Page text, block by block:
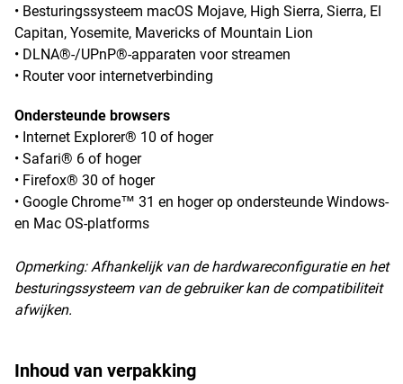
• Besturingssysteem macOS Mojave, High Sierra, Sierra, El
Capitan, Yosemite, Mavericks of Mountain Lion
• DLNA®-/UPnP®-apparaten voor streamen
• Router voor internetverbinding
Ondersteunde browsers
• Internet Explorer® 10 of hoger
• Safari® 6 of hoger
• Firefox® 30 of hoger
• Google Chrome™ 31 en hoger op ondersteunde Windows-
en Mac OS-platforms
Opmerking: Afhankelijk van de hardwareconfiguratie en het
besturingssysteem van de gebruiker kan de compatibiliteit
afwijken.
Inhoud van verpakking